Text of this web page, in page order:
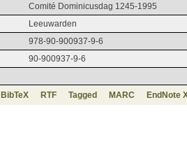
Comité Dominicusdag 1245-1995
Leeuwarden
978-90-900937-9-6
90-900937-9-6
BibTeX RTF Tagged MARC EndNote